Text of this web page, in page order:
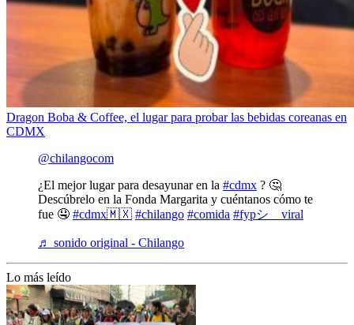
Dragon Boba & Coffee, el lugar para probar las bebidas coreanas en
CDMX
@chilangocom
¿El mejor lugar para desayunar en la #cdmx ? 🤔
Descúbrelo en la Fonda Margarita y cuéntanos cómo te
fue 🤤 #cdmx🇲🇽 #chilango #comida #fypシ゚viral
♬ sonido original - Chilango
Lo más leído